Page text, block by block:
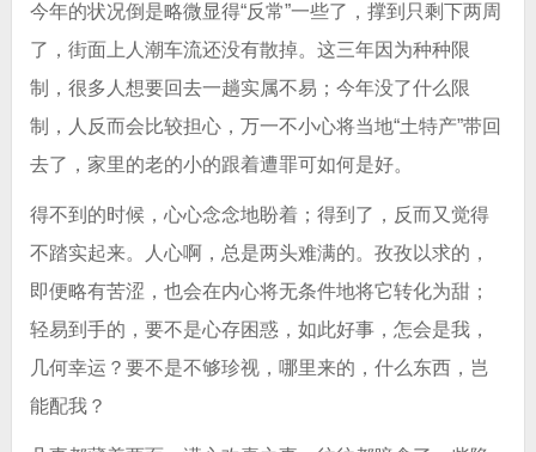
今年的状况倒是略微显得“反常”一些了，撑到只剩下两周
了，街面上人潮车流还没有散掉。这三年因为种种限
制，很多人想要回去一趟实属不易；今年没了什么限
制，人反而会比较担心，万一不小心将当地“土特产”带回
去了，家里的老的小的跟着遭罪可如何是好。
得不到的时候，心心念念地盼着；得到了，反而又觉得
不踏实起来。人心啊，总是两头难满的。孜孜以求的，
即便略有苦涩，也会在内心将无条件地将它转化为甜；
轻易到手的，要不是心存困惑，如此好事，怎会是我，
几何幸运？要不是不够珍视，哪里来的，什么东西，岂
能配我？